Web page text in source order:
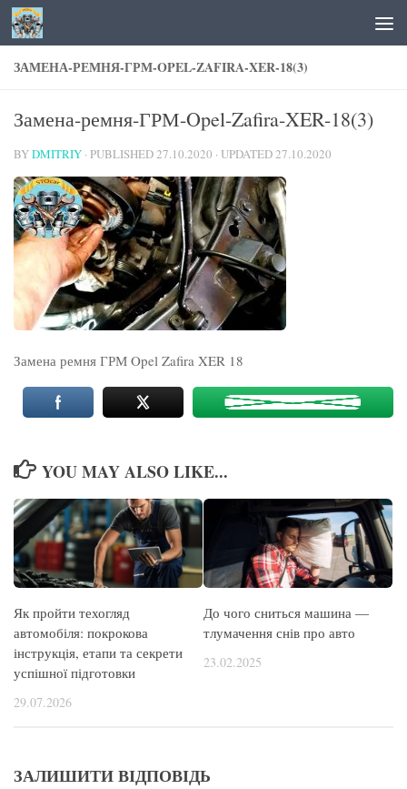
Skip to content
ЗАМЕНА-РЕМНЯ-ГРМ-OPEL-ZAFIRA-XER-18(3)
Замена-ремня-ГРМ-Opel-Zafira-XER-18(3)
BYDMITRIY · PUBLISHED27.10.2020 · UPDATED27.10.2020
Замена ремня ГРМ Opel Zafira XER 18
YOU MAY ALSO LIKE...
Як пройти техогляд
автомобіля: покрокова
інструкція, етапи та секрети
успішної підготовки
29.07.2026
До чого сниться машина —
тлумачення снів про авто
23.02.2025
ЗАЛИШИТИ ВІДПОВІДЬ